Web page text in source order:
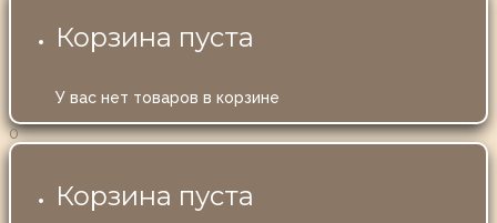
Корзина пуста
У вас нет товаров в корзине
0
Корзина пуста